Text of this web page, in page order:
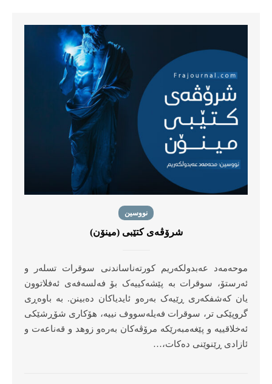
نووسین
شرۆڤەی كتێبى (مینۆن)
موحەمەد عەبدولکەریم کورتەناساندنی سوقرات تسلەر و
ئەرستۆ، سوقرات بە پێشەکییەک بۆ فەلسەفەی ئەفلاتوون
یان کەشفکەری ڕێیەک بەرەو ئایدیاکان دەبینن. بە باوەڕی
گروپێکی تر، سوقرات فەیلەسووف نییە، هۆکاری شۆڕشێکی
ئەخلاقییە و پێغەمبەرێکە مرۆڤەکان بەرەو زوهد و قەناعەت و
ئازادی ڕێنوێنی دەکات،…